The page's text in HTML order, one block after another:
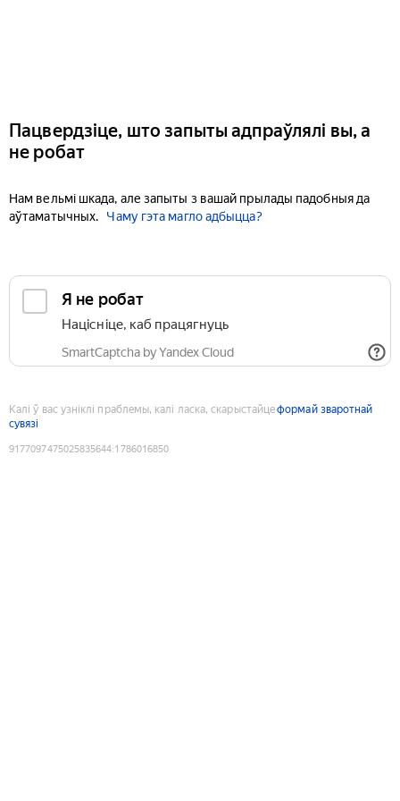
Пацвердзіце, што запыты адпраўлялі вы, а
не робат
Нам вельмі шкада, але запыты з вашай прылады падобныя да
аўтаматычных.
Чаму гэта магло адбыцца?
Я не робат
Націсніце, каб працягнуць
SmartCaptcha by Yandex Cloud
Калі ў вас узніклі праблемы, калі ласка, скарыстайцеформай зваротнай
сувязі
9177097475025835644:1786016850